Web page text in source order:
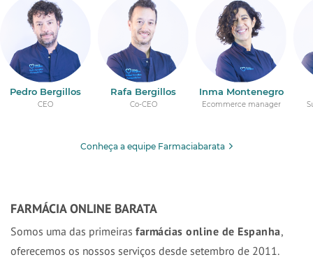
Pedro Bergillos
CEO
Rafa Bergillos
Co-CEO
Inma Montenegro
Ecommerce manager
Conheça a equipe Farmaciabarata
FARMÁCIA ONLINE BARATA
Somos uma das primeiras farmácias online de Espanha,
oferecemos os nossos serviços desde setembro de 2011.